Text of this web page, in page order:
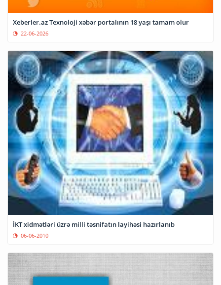
Xeberler.az Texnoloji xəbər portalının 18 yaşı tamam olur
22-06-2026
İKT xidmətləri üzrə milli təsnifatın layihəsi hazırlanıb
06-06-2010